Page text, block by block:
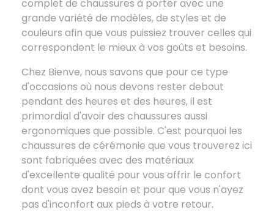
complet de chaussures à porter avec une
grande variété de modèles, de styles et de
couleurs afin que vous puissiez trouver celles qui
correspondent le mieux à vos goûts et besoins.
Chez Bienve, nous savons que pour ce type
d'occasions où nous devons rester debout
pendant des heures et des heures, il est
primordial d'avoir des chaussures aussi
ergonomiques que possible. C'est pourquoi les
chaussures de cérémonie que vous trouverez ici
sont fabriquées avec des matériaux
d'excellente qualité pour vous offrir le confort
dont vous avez besoin et pour que vous n'ayez
pas d'inconfort aux pieds à votre retour.